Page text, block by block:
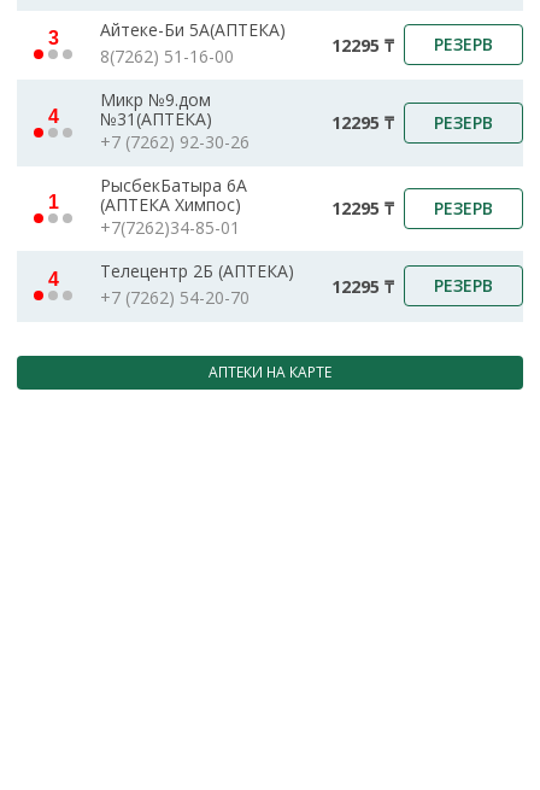
3
Айтеке-Би 5А(АПТЕКА)
8(7262) 51-16-00
12295 ₸ РЕЗЕРВ
4
Микр №9.дом
№31(АПТЕКА)
+7 (7262) 92-30-26
12295 ₸ РЕЗЕРВ
1
РысбекБатыра 6А
(АПТЕКА Химпос)
+7(7262)34-85-01
12295 ₸ РЕЗЕРВ
4
Телецентр 2Б (АПТЕКА)
+7 (7262) 54-20-70
12295 ₸ РЕЗЕРВ
АПТЕКИ НА КАРТЕ